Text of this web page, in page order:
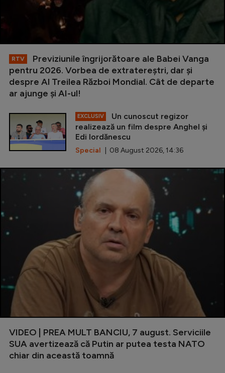
RTV
Previziunile îngrijorătoare ale Babei Vanga
pentru 2026. Vorbea de extratereștri, dar și
despre Al Treilea Război Mondial. Cât de departe
ar ajunge și AI-ul!
EXCLUSIV
Un cunoscut regizor
realizează un film despre Anghel și
Edi Iordănescu
Special | 08 August 2026, 14:36
VIDEO | PREA MULT BANCIU, 7 august. Serviciile
SUA avertizează că Putin ar putea testa NATO
chiar din această toamnă